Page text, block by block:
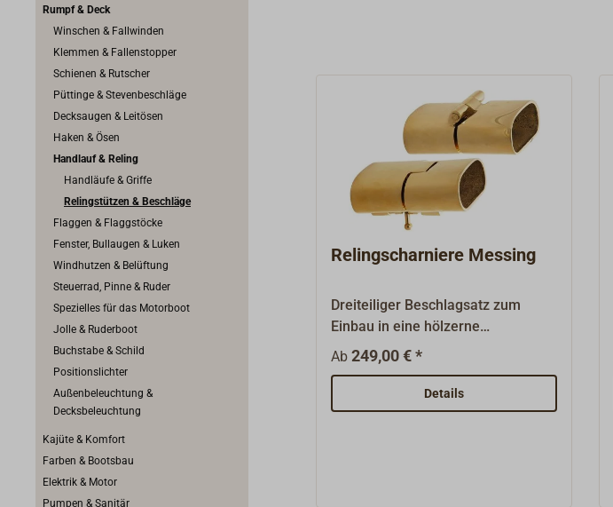
Rumpf & Deck
Winschen & Fallwinden
Klemmen & Fallenstopper
Schienen & Rutscher
Püttinge & Stevenbeschläge
Decksaugen & Leitösen
Haken & Ösen
Handlauf & Reling
Handläufe & Griffe
Relingstützen & Beschläge
Flaggen & Flaggstöcke
Fenster, Bullaugen & Luken
Windhutzen & Belüftung
Steuerrad, Pinne & Ruder
Spezielles für das Motorboot
Jolle & Ruderboot
Buchstabe & Schild
Positionslichter
Außenbeleuchtung &
Decksbeleuchtung
Kajüte & Komfort
Farben & Bootsbau
Elektrik & Motor
Pumpen & Sanitär
Relingscharniere Messing
Dreiteiliger Beschlagsatz zum
Einbau in eine hölzerne
Reling.Klassischer, schwerer
Beschlag aus Messing-Sandguss,
sauber geschliffen und poliert.Ein
auf der Unterseite des
Ab 249,00 € *
Details